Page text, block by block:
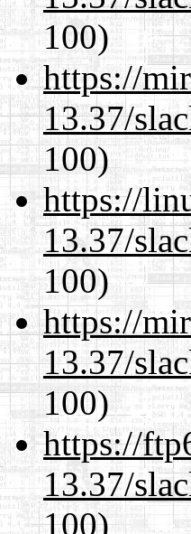
100)
https://
13.37/
100)
https://
13.37/
100)
https://
13.37/
100)
https://
13.37/
100)